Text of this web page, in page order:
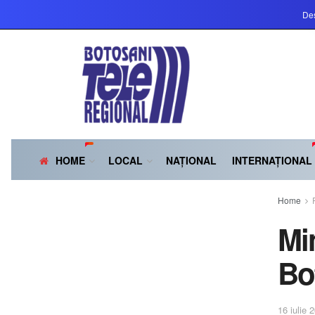
HOME LOCAL NAȚIONAL INTERNAȚIONAL
Home
16 iulie